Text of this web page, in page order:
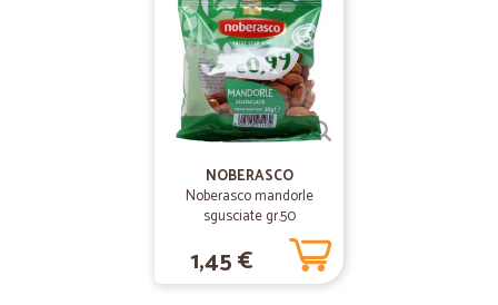
NOBERASCO
Noberasco mandorle
sgusciate gr.50
1,45 €